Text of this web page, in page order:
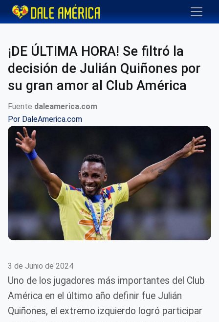
¡DE ÚLTIMA HORA! Se filtró la
decisión de Julián Quiñones por
su gran amor al Club América
Fuente daleamerica.com
Por DaleAmerica.com
3 de Junio de 2024
Uno de los jugadores más importantes del Club
América en el último año definir fue Julián
Quiñones, el extremo izquierdo logró participar